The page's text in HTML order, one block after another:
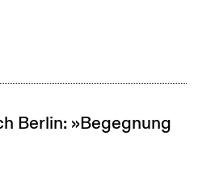
Berlin: »Begegnung